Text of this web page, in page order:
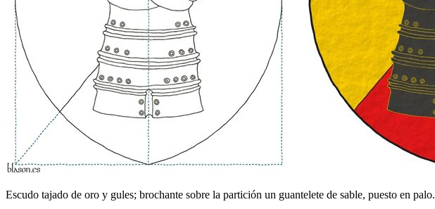
Escudo tajado de oro y gules; brochante sobre la partición un guantelete de sable, puesto en palo.